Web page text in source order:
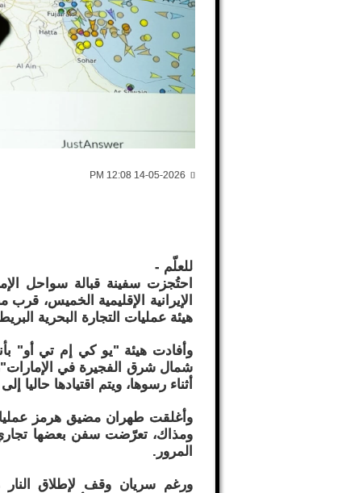
للعلّم -
احتُجزت سفينة قبالة سواحل
الإيرانية الإقليمية الخميس،
هيئة عمليات التجارة البحرية
شمال شرق الفجيرة في
أثناء رسوها، ويتم اقتيادها حاليا
ومذاك، تعرّضت سفن بعضها تجاري،
المرور.